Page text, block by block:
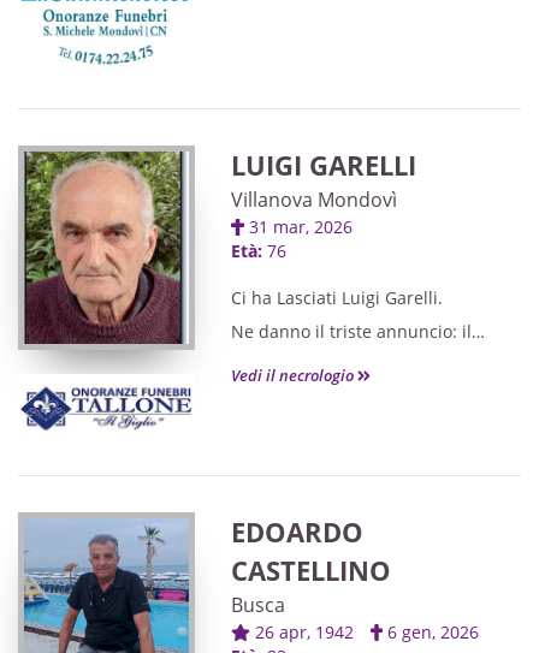
LUIGI GARELLI
Villanova Mondovì
31 mar, 2026
Età: 76
Ci ha Lasciati Luigi Garelli.
Ne danno il triste annuncio: il
fratello Giuseppe, la cognata Elena,
Regalis di Mondovì avranno luogo
Mercoledì 1 Aprile alle ore 15.00
nella Parrocchia di Santa Caterina
di Villavecchia di Villanova Mondovì
Vedi il necrologio
EDOARDO
CASTELLINO
Busca
26 apr, 1942
6 gen, 2026